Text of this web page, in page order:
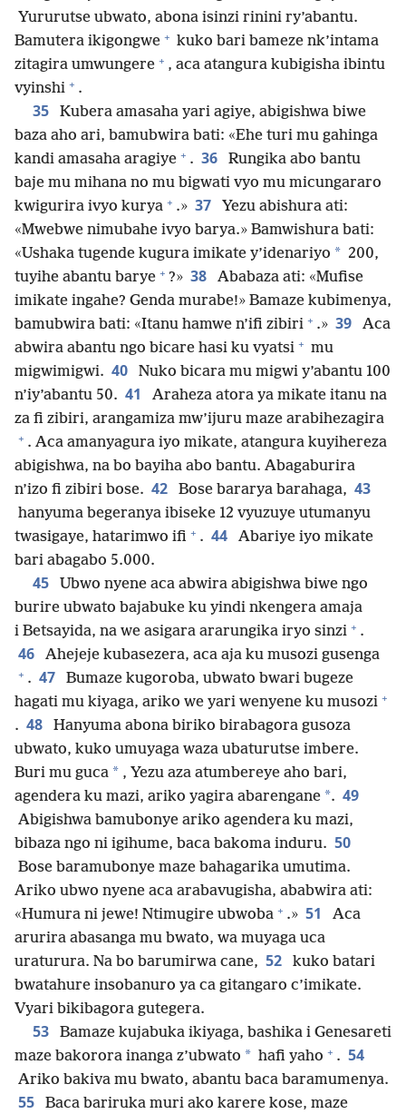
Yururutse ubwato, abona isinzi rinini ry’abantu.
Bamutera ikigongwe + kuko bari bameze nk’intama
zitagira umwungere + , aca atangura kubigisha ibintu
vyinshi + .
35
Kubera amasaha yari agiye, abigishwa biwe
baza aho ari, bamubwira bati: «Ehe turi mu gahinga
kandi amasaha aragiye + . 36
Rungika abo bantu
baje mu mihana no mu bigwati vyo mu micungararo
kwigurira ivyo kurya + .» 37
Yezu abishura ati:
«Mwebwe nimubahe ivyo barya.» Bamwishura bati:
«Ushaka tugende kugura imikate y’idenariyo * 200,
tuyihe abantu barye + ?» 38
Ababaza ati: «Mufise
imikate ingahe? Genda murabe!» Bamaze kubimenya,
bamubwira bati: «Itanu hamwe n’ifi zibiri + .» 39
Aca
abwira abantu ngo bicare hasi ku vyatsi + mu
migwimigwi. 40
Nuko bicara mu migwi y’abantu 100
n’iy’abantu 50. 41
Araheza atora ya mikate itanu na
za fi zibiri, arangamiza mw’ijuru maze arabihezagira
+ . Aca amanyagura iyo mikate, atangura kuyihereza
abigishwa, na bo bayiha abo bantu. Abagaburira
n’izo fi zibiri bose. 42 Bose bararya barahaga, 43
hanyuma begeranya ibiseke 12 vyuzuye utumanyu
twasigaye, hatarimwo ifi + . 44
Abariye iyo mikate
bari abagabo 5.000.
45
Ubwo nyene aca abwira abigishwa biwe ngo
burire ubwato bajabuke ku yindi nkengera amaja
i Betsayida, na we asigara ararungika iryo sinzi + .
46 Ahejeje kubasezera, aca aja ku musozi gusenga
+ . 47
Bumaze kugoroba, ubwato bwari bugeze
hagati mu kiyaga, ariko we yari wenyene ku musozi +
. 48
Hanyuma abona biriko birabagora gusoza
ubwato, kuko umuyaga waza ubaturutse imbere.
Buri mu guca * , Yezu aza atumbereye aho bari,
agendera ku mazi, ariko yagira abarengane *. 49
Abigishwa bamubonye ariko agendera ku mazi,
bibaza ngo ni igihume, baca bakoma induru. 50
Bose baramubonye maze bahagarika umutima.
Ariko ubwo nyene aca arabavugisha, ababwira ati:
«Humura ni jewe! Ntimugire ubwoba + .» 51
Aca
arurira abasanga mu bwato, wa muyaga uca
uraturura. Na bo barumirwa cane, 52
kuko batari
bwatahure insobanuro ya ca gitangaro c’imikate.
Vyari bikibagora gutegera.
53
Bamaze kujabuka ikiyaga, bashika i Genesareti
maze bakorora inanga z’ubwato * hafi yaho + . 54
Ariko bakiva mu bwato, abantu baca baramumenya.
55
Baca bariruka muri ako karere kose, maze